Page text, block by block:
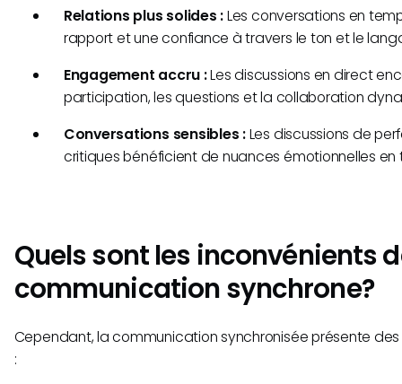
Relations plus solides :Les conversations en
rapport et une confiance à travers le ton et le
Engagement accru :Les discussions en direct
participation, les questions et la collaboration
Conversations sensibles :Les discussions de
critiques bénéficient de nuances émotionnelles en
Quels sont les inconvénients
communication synchrone?
Cependant, la communication synchronisée présente
: